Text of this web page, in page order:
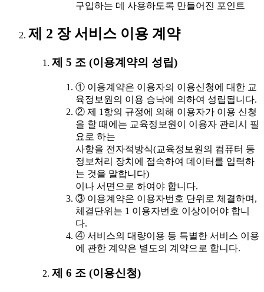
구입하는 데 사용하도록 만들어진 포인트
제 2 장 서비스 이용 계약
제 5 조 (이용계약의 성립)
① 이용계약은 이용자의 이용신청에 대한 교
육정보원의 이용 승낙에 의하여 성립됩니다.
② 제 1항의 규정에 의해 이용자가 이용 신청
을 할 때에는 교육정보원이 이용자 관리시 필
요로 하는
사항을 전자적방식(교육정보원의 컴퓨터 등
정보처리 장치에 접속하여 데이터를 입력하
는 것을 말합니다)
이나 서면으로 하여야 합니다.
③ 이용계약은 이용자번호 단위로 체결하며,
체결단위는 1 이용자번호 이상이어야 합니
다.
④ 서비스의 대량이용 등 특별한 서비스 이용
에 관한 계약은 별도의 계약으로 합니다.
제 6 조 (이용신청)